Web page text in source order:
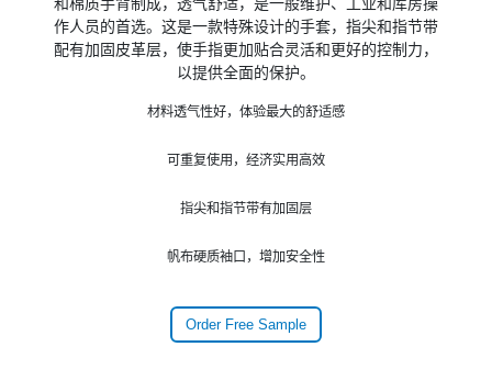
作人员的首选。这是一款特殊设计的手套，指尖和指节带
配有加固皮革层，使手指更加贴合灵活和更好的控制力，
以提供全面的保护。
材料透气性好，体验最大的舒适感
可重复使用，经济实用高效
指尖和指节带有加固层
帆布硬质袖口，增加安全性
Order Free Sample